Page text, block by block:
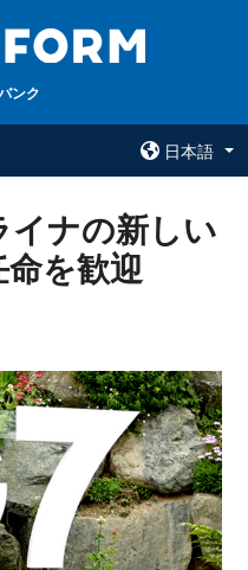
ンク
日本語
ウクルインフォ
ルム
コンタクト
イナの新しい
を歓迎